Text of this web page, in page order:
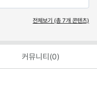
전체보기 (총 7개 콘텐츠)
커뮤니티(0)